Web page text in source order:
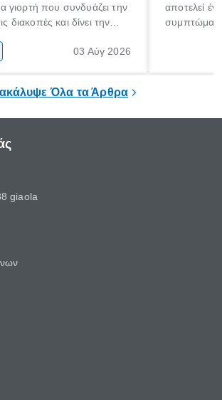
γιορτή που συνδυάζει την
διακοπές και δίνει την
για λίγες μέρες03 Αύγ 2026
αποτελεί
Όλα τα Άρθρα
giaola